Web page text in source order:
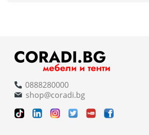
0888280000
shop@coradi.bg